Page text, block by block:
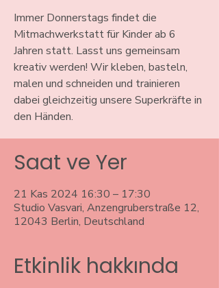
Immer Donnerstags findet die
Mitmachwerkstatt für Kinder ab 6
Jahren statt. Lasst uns gemeinsam
kreativ werden! Wir kleben, basteln,
malen und schneiden und trainieren
dabei gleichzeitig unsere Superkräfte in
den Händen.
Saat ve Yer
21 Kas 2024 16:30 – 17:30
Studio Vasvari, Anzengruberstraße 12,
12043 Berlin, Deutschland
Etkinlik hakkında